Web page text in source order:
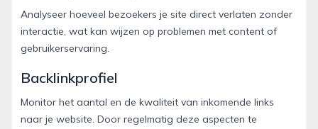
Analyseer hoeveel bezoekers je site direct verlaten zonder
interactie, wat kan wijzen op problemen met content of
gebruikerservaring.
Backlinkprofiel
Monitor het aantal en de kwaliteit van inkomende links
naar je website. Door regelmatig deze aspecten te